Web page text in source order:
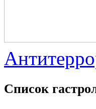
Список